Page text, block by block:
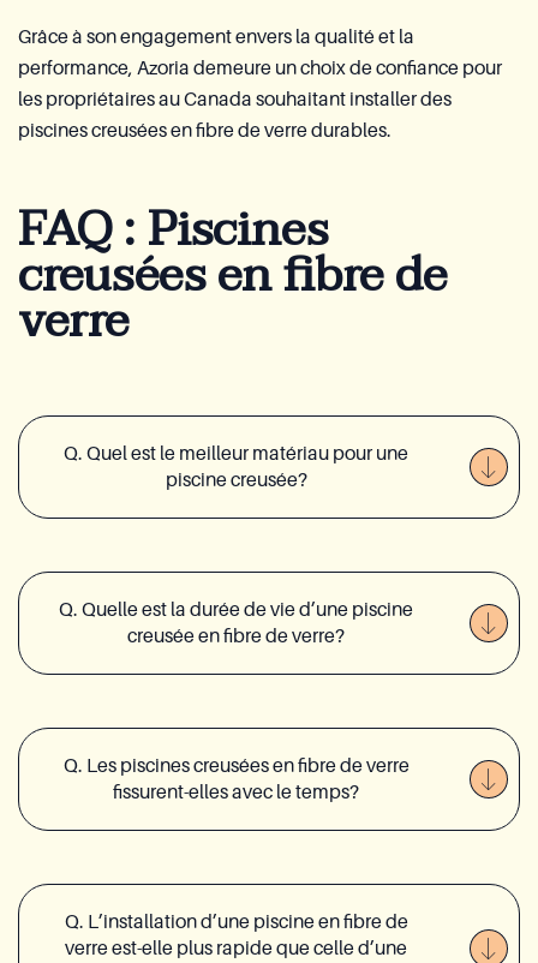
Grâce à son engagement envers la qualité et la
performance, Azoria demeure un choix de confiance pour
les propriétaires au Canada souhaitant installer des
piscines creusées en fibre de verre durables.
FAQ : Piscines
creusées en fibre de
verre
Q. Quel est le meilleur matériau pour une
piscine creusée?
Q. Quelle est la durée de vie d’une piscine
creusée en fibre de verre?
Q. Les piscines creusées en fibre de verre
fissurent-elles avec le temps?
Q. L’installation d’une piscine en fibre de
verre est-elle plus rapide que celle d’une